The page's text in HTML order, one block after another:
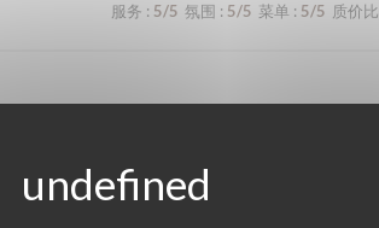
服务 : 5/5 氛围 : 5/5 菜单: 5/5 质价比
服务 : 5/5 氛围